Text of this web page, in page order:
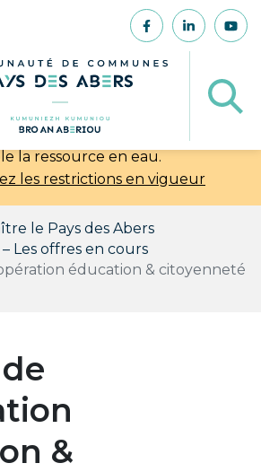
Lien vers leLien vers
Lien
et sécheresse : préservons
la ressource en eau.
les restrictions en vigueur
le Pays des Abers
Les offres en cours
éducation & citoyenneté
&